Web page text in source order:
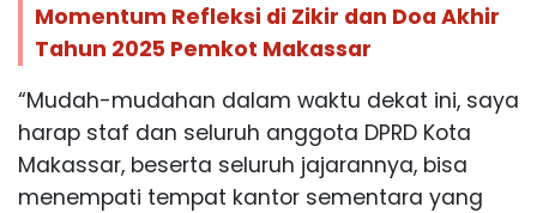
Momentum Refleksi di Zikir dan Doa Akhir
Tahun 2025 Pemkot Makassar
“Mudah-mudahan dalam waktu dekat ini, saya
harap staf dan seluruh anggota DPRD Kota
Makassar, beserta seluruh jajarannya, bisa
menempati tempat kantor sementara yang